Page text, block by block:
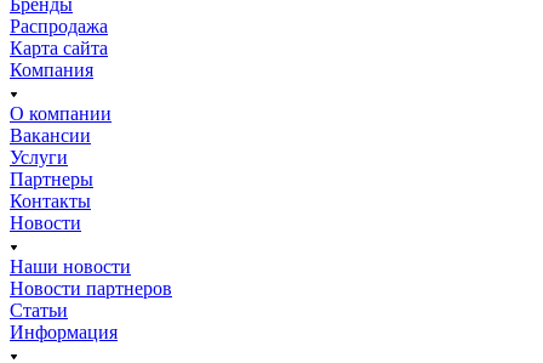
Распродажа
Карта сайта
Компания
О компании
Вакансии
Услуги
Партнеры
Контакты
Новости
Наши новости
Новости партнеров
Статьи
Информация